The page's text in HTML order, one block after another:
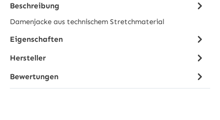
Beschreibung
Damenjacke aus technischem Stretchmaterial
Eigenschaften
Hersteller
Bewertungen